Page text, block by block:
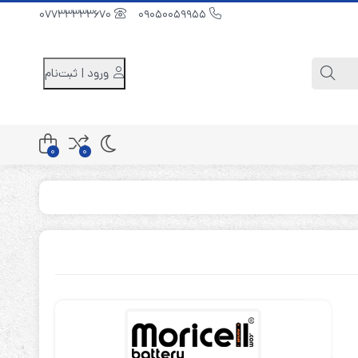
ورود | ثبت‌نام
کابینت باتری 48 ولت
0
0